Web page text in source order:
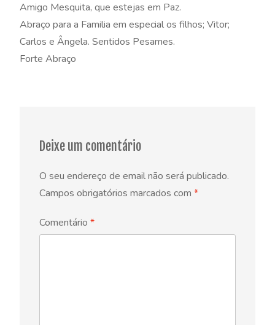
Amigo Mesquita, que estejas em Paz.
Abraço para a Familia em especial os filhos; Vitor;
Carlos e Ângela. Sentidos Pesames.
Forte Abraço
Deixe um comentário
O seu endereço de email não será publicado.
Campos obrigatórios marcados com *
Comentário *